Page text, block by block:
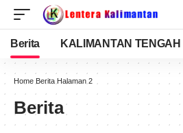
Berita KALIMANTAN TENGAH
Home Berita Halaman 2
Berita